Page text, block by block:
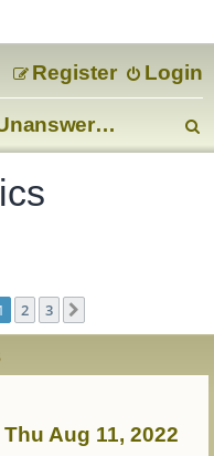
Login
Register
Unanswered topics
2 3
Thu Aug 11, 2022